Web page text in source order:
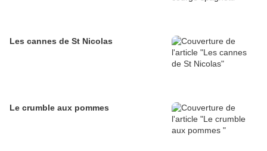
Les cannes de St Nicolas
Le crumble aux pommes